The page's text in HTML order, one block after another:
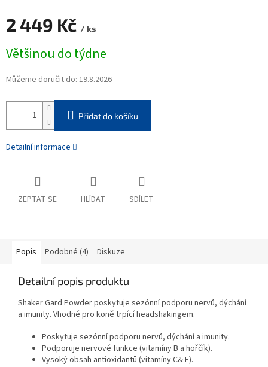
2 449 Kč / ks
cena:
Většinou do týdne
Můžeme doručit do: 19.8.2026
Přidat do košíku
Detailní informace
ZEPTAT SE HLÍDAT SDÍLET
Popis Podobné (4) Diskuze
Detailní popis produktu
Shaker Gard Powder poskytuje sezónní podporu nervů, dýchání
a imunity. Vhodné pro koně trpící headshakingem.
Poskytuje sezónní podporu nervů, dýchání a imunity.
Podporuje nervové funkce (vitamíny B a hořčík).
Vysoký obsah antioxidantů (vitamíny C& E).